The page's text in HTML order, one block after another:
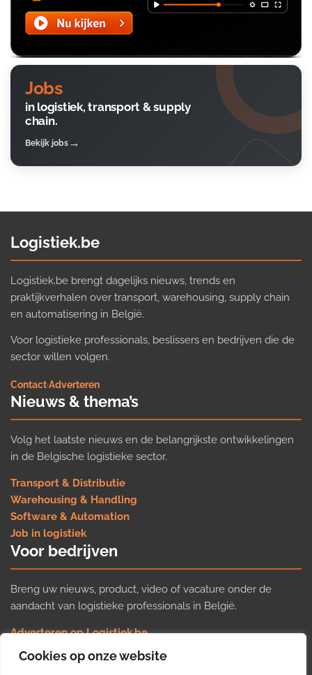
Cookies op onze website
Jobs
in logistiek, transport & supply
chain.
Bekijk jobs
Logistiek.be
Logistiek.be brengt dagelijks nieuws, trends en
praktijkverhalen over transport, warehousing, supply chain
en automatisering in België.
Voor logistieke professionals, beslissers en bedrijven die de
sector willen volgen.
Contact·Adverteren
Nieuws & thema’s
Volg het laatste nieuws en de belangrijkste ontwikkelingen
in de Belgische logistieke sector.
Transport & Distributie
Warehousing & Handling
Software & Automation
Job in logistiek
Voor bedrijven
Breng uw nieuws, product, video of vacature onder de
aandacht van logistieke professionals in België.
Adverteren op Logistiek.be
Nieuws insturen
Uw video op Logistiek.TV